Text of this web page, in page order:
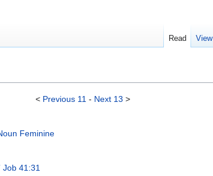
< Previous 11 - Next 13 >
Feminine
Job 41:31
Read